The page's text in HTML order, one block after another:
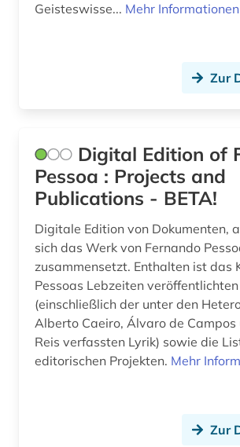
the washington post (1)
trainingswissenschaft (4)
verwaltungswissenschaft (1)
vorabdruck (1)
wassersport (1)
werke (1)
wissen (1)
wörterbuch (1)
zeitschrift (1)
zeitschriftenaufsatz (1)
Geisteswisse... Mehr Informationen
Zur
Digital Edition of
Pessoa : Projects and
Publications - BETA!
Digitale Edition von Dokumenten,
sich das Werk von Fernando
zusammensetzt. Enthalten ist das
Pessoas Lebzeiten
(einschließlich der unter den
Alberto Caeiro, Álvaro de Campos
Reis verfassten Lyrik) sowie die
editorischen Projekten. Mehr
Zur